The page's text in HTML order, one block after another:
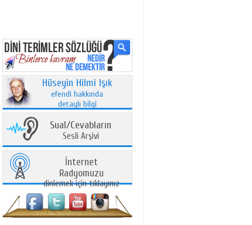
Hüseyin Hilmi Işık
efendi hakkında
detaylı bilgi
Sual/Cevabların
Sesli Arşivi
İnternet
Radyomuzu
dinlemek için tıklayınız